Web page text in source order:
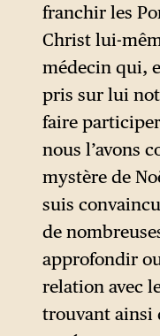
franchir les
Christ lui-
médecin qui,
pris sur lui
faire
nous l’avons
mystère de
suis
de
approfondir
relation avec
trouvant ainsi